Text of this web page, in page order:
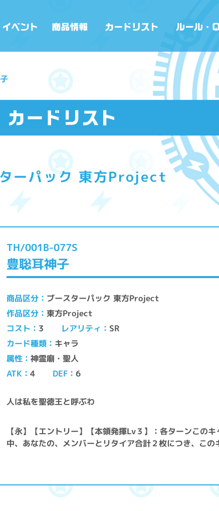
ーパック 東方Project
TH/001B-077S
豊聡耳神子
商品区分 ブースターパック 東方Project
作品区分 東方Project
コスト 3 レアリティ SR
カード種類 キャラ
属性 神霊廟・聖人
ATK 4 DEF 6
人は私を聖徳王と呼ぶわ
【永】【エントリー】【本領発揮Lv３】：各ターンこの
中、あなたの、メンバーとリタイア合計２枚につき、この